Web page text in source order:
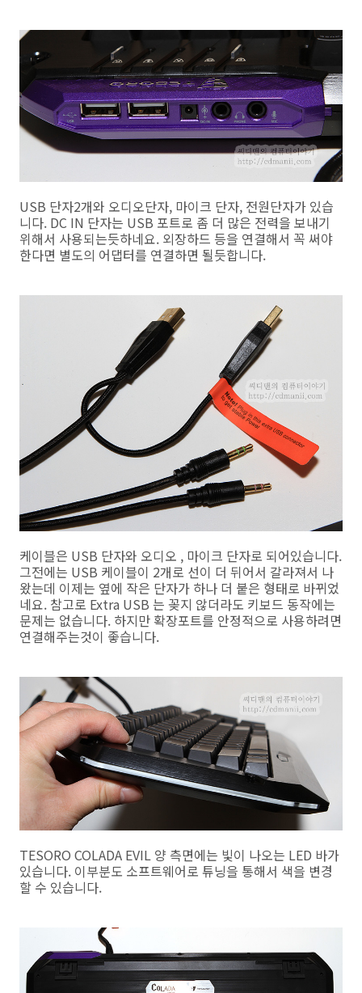
USB 단자2개와 오디오단자, 마이크 단자, 전원단자가 있습
니다. DC IN 단자는 USB 포트로 좀 더 많은 전력을 보내기
위해서 사용되는듯하네요. 외장하드 등을 연결해서 꼭 써야
한다면 별도의 어댑터를 연결하면 될듯합니다.
케이블은 USB 단자와 오디오 , 마이크 단자로 되어있습니다.
그전에는 USB 케이블이 2개로 선이 더 뒤어서 갈라져서 나
왔는데 이제는 옆에 작은 단자가 하나 더 붙은 형태로 바뀌었
네요. 참고로 Extra USB 는 꽂지 않더라도 키보드 동작에는
문제는 없습니다. 하지만 확장포트를 안정적으로 사용하려면
연결해주는것이 좋습니다.
TESORO COLADA EVIL 양 측면에는 빛이 나오는 LED 바가
있습니다. 이부분도 소프트웨어로 튜닝을 통해서 색을 변경
할 수 있습니다.